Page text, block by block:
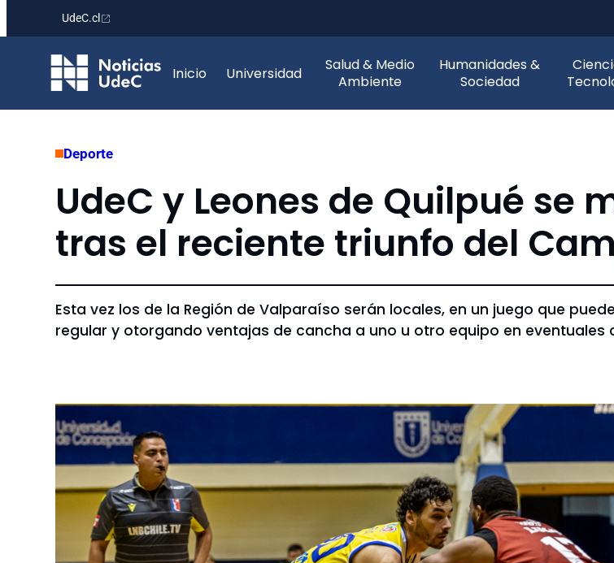
contenido
UdeC.cl
Inicio Universidad
Salud & Medio
Ambiente
Humanidades &
Sociedad
Deporte
UdeC y Leones de Quilpué se
tras el reciente triunfo del
Esta vez los de la Región de Valparaíso serán locales, en un juego que
regular y otorgando ventajas de cancha a uno u otro equipo en